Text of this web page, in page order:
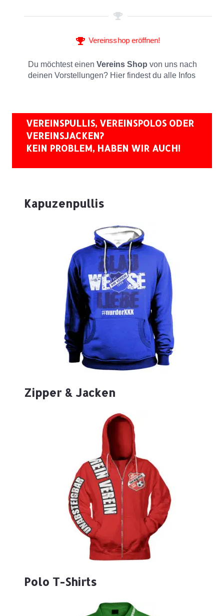
Vereinsshop eröffnen!
Du möchtest einen Vereins Shop von uns nach
deinen Vorstellungen? Hier findest du alle Infos
VEREINSPULLIS, VEREINSPOLOS ODER
VEREINSJACKEN?
KEIN PROBLEM, HABEN WIR AUCH!
Kapuzenpullis
Zipper & Jacken
Polo T-Shirts